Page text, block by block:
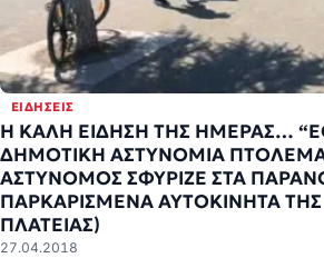
ΕΙΔΉΣΕΙΣ
Η ΚΑΛΗ ΕΙΔΗΣΗ ΤΗΣ ΗΜΕΡΑΣ…
ΔΗΜΟΤΙΚΗ ΑΣΤΥΝΟΜΙΑ
ΑΣΤΥΝΟΜΟΣ ΣΦΥΡΙΖΕ ΣΤΑ
ΠΑΡΚΑΡΙΣΜΕΝΑ ΑΥΤΟΚΙΝΗΤΑ ΤΗΣ
ΠΛΑΤΕΙΑΣ)
27.04.2018